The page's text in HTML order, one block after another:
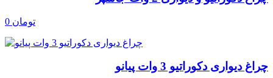
0 تومان
چراغ دیواری دکوراتیو 3 وات پیانو